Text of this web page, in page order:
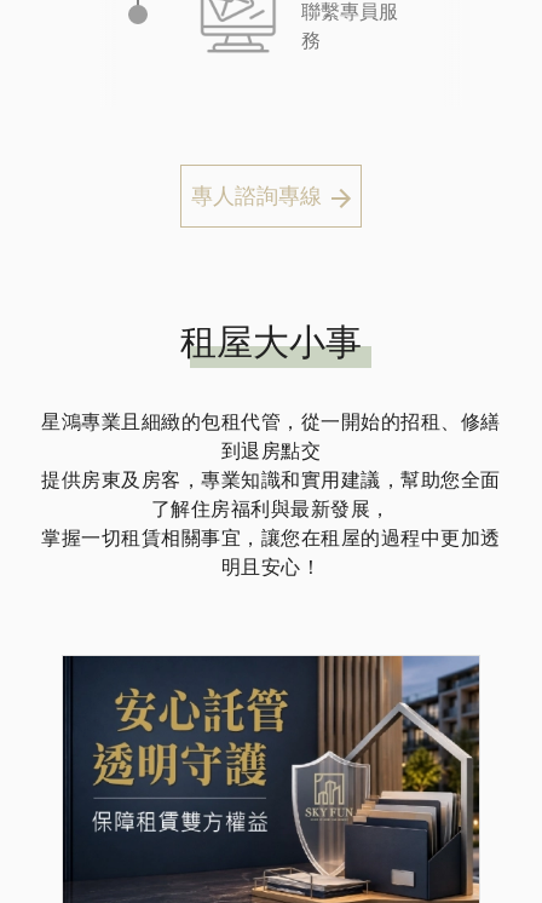
聯繫專員服
務
專人諮詢專線
租屋大小事
星鴻專業且細緻的包租代管，從一開始的招租、修繕
到退房點交
提供房東及房客，專業知識和實用建議，幫助您全面
了解住房福利與最新發展，
掌握一切租賃相關事宜，讓您在租屋的過程中更加透
明且安心！